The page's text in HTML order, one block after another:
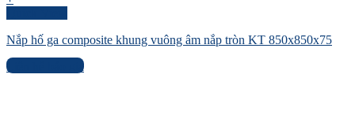
Nắp hố ga composite khung vuông âm nắp tròn KT 850x850x75
Liên hệ báo giá